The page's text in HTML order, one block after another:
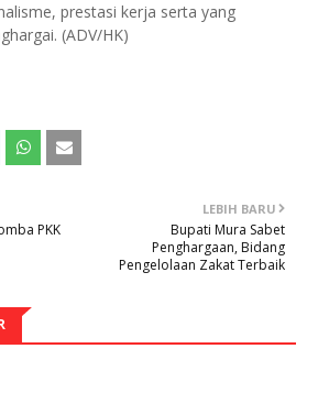
prestasi kerja serta yang
(ADV/HK)
LEBIH BARU
Bupati Mura Sabet
Penghargaan, Bidang
Pengelolaan Zakat Terbaik
PKK